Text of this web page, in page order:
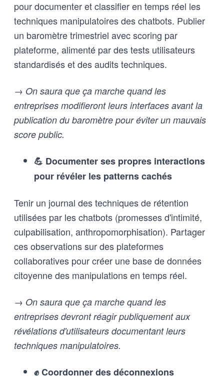
pour documenter et classifier en temps réel les
techniques manipulatoires des chatbots. Publier
un baromètre trimestriel avec scoring par
plateforme, alimenté par des tests utilisateurs
standardisés et des audits techniques.
→ On saura que ça marche quand les
entreprises modifieront leurs interfaces avant la
publication du baromètre pour éviter un mauvais
score public.
💪 Documenter ses propres interactions
pour révéler les patterns cachés
Tenir un journal des techniques de rétention
utilisées par les chatbots (promesses d'intimité,
culpabilisation, anthropomorphisation). Partager
ces observations sur des plateformes
collaboratives pour créer une base de données
citoyenne des manipulations en temps réel.
→ On saura que ça marche quand les
entreprises devront réagir publiquement aux
révélations d'utilisateurs documentant leurs
techniques manipulatoires.
✊ Coordonner des déconnexions